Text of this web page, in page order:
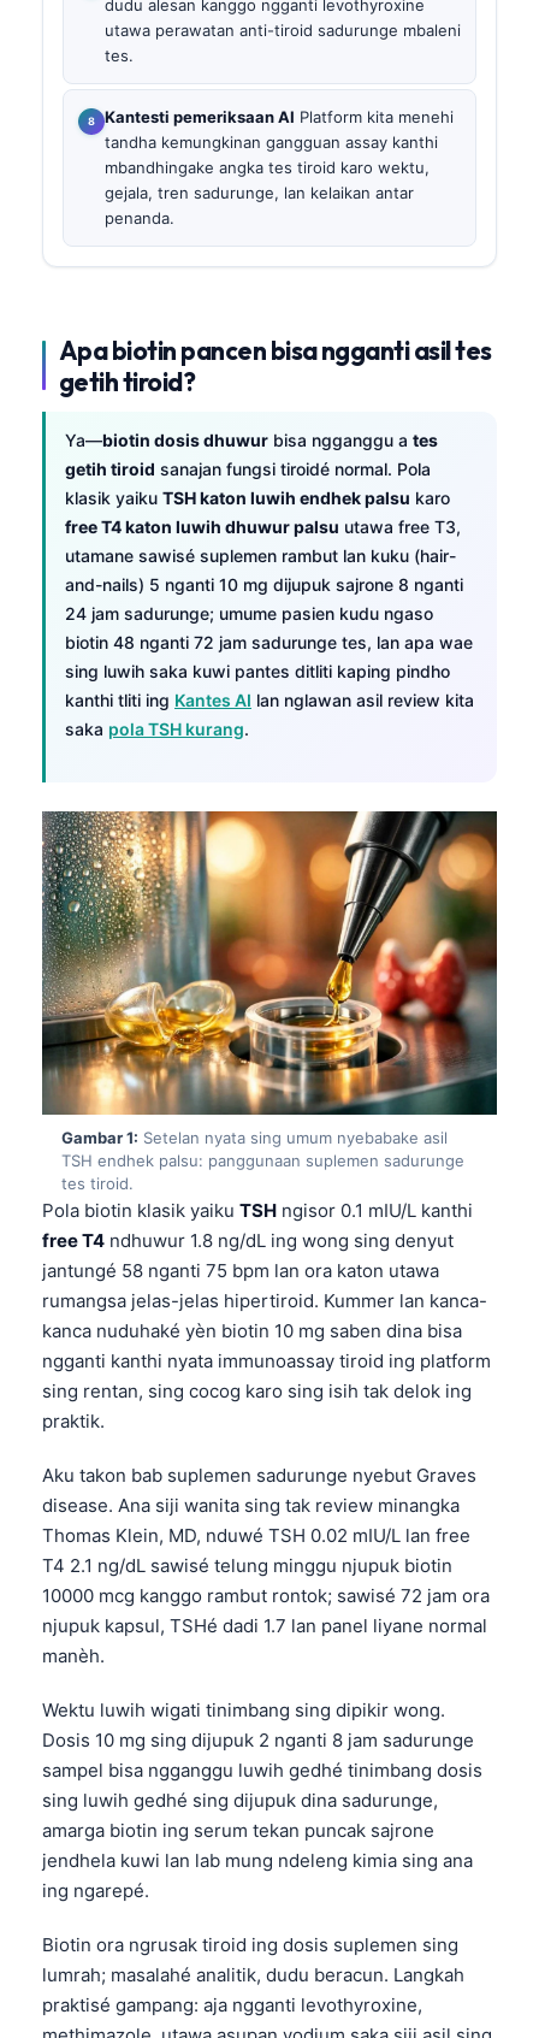
dudu alesan kanggo ngganti levothyroxine
utawa perawatan anti-tiroid sadurunge mbaleni
tes.
Kantesti pemeriksaan AI Platform kita menehi
tandha kemungkinan gangguan assay kanthi
mbandhingake angka tes tiroid karo wektu,
gejala, tren sadurunge, lan kelaikan antar
penanda.
Apa biotin pancen bisa ngganti asil tes
getih tiroid?
Ya—biotin dosis dhuwur bisa ngganggu a tes
getih tiroid sanajan fungsi tiroidé normal. Pola
klasik yaiku TSH katon luwih endhek palsu karo
free T4 katon luwih dhuwur palsu utawa free T3,
utamane sawisé suplemen rambut lan kuku (hair-
and-nails) 5 nganti 10 mg dijupuk sajrone 8 nganti
24 jam sadurunge; umume pasien kudu ngaso
biotin 48 nganti 72 jam sadurunge tes, lan apa wae
sing luwih saka kuwi pantes ditliti kaping pindho
kanthi tliti ing Kantes AI lan nglawan asil review kita
saka pola TSH kurang.
Gambar 1: Setelan nyata sing umum nyebabake asil
TSH endhek palsu: panggunaan suplemen sadurunge
tes tiroid.
Pola biotin klasik yaiku TSH ngisor 0.1 mIU/L kanthi
free T4 ndhuwur 1.8 ng/dL ing wong sing denyut
jantungé 58 nganti 75 bpm lan ora katon utawa
rumangsa jelas-jelas hipertiroid. Kummer lan kanca-
kanca nuduhaké yèn biotin 10 mg saben dina bisa
ngganti kanthi nyata immunoassay tiroid ing platform
sing rentan, sing cocog karo sing isih tak delok ing
praktik.
Aku takon bab suplemen sadurunge nyebut Graves
disease. Ana siji wanita sing tak review minangka
Thomas Klein, MD, nduwé TSH 0.02 mIU/L lan free
T4 2.1 ng/dL sawisé telung minggu njupuk biotin
10000 mcg kanggo rambut rontok; sawisé 72 jam ora
njupuk kapsul, TSHé dadi 1.7 lan panel liyane normal
manèh.
Wektu luwih wigati tinimbang sing dipikir wong.
Dosis 10 mg sing dijupuk 2 nganti 8 jam sadurunge
sampel bisa ngganggu luwih gedhé tinimbang dosis
sing luwih gedhé sing dijupuk dina sadurunge,
amarga biotin ing serum tekan puncak sajrone
jendhela kuwi lan lab mung ndeleng kimia sing ana
ing ngarepé.
Biotin ora ngrusak tiroid ing dosis suplemen sing
lumrah; masalahé analitik, dudu beracun. Langkah
praktisé gampang: aja ngganti levothyroxine,